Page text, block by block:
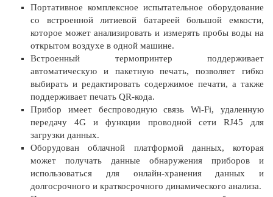
Портативное комплексное испытательное оборудование
со встроенной литиевой батареей большой емкости,
которое может анализировать и измерять пробы воды на
открытом воздухе в одной машине.
Встроенный термопринтер поддерживает
автоматическую и пакетную печать, позволяет гибко
выбирать и редактировать содержимое печати, а также
поддерживает печать QR-кода.
Прибор имеет беспроводную связь Wi-Fi, удаленную
передачу 4G и функции проводной сети RJ45 для
загрузки данных.
Оборудован облачной платформой данных, которая
может получать данные обнаружения приборов и
использоваться для онлайн-хранения данных и
долгосрочного и краткосрочного динамического анализа.